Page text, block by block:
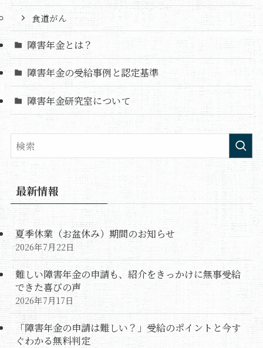
食道がん
障害年金とは？
障害年金の受給事例と認定基準
障害年金研究室について
最新情報
夏季休業（お盆休み）期間のお知らせ
2026年7月22日
難しい障害年金の申請も、紹介をきっかけに無事受給
できた喜びの声
2026年7月17日
「障害年金の申請は難しい？」受給のポイントと今す
ぐわかる無料判定